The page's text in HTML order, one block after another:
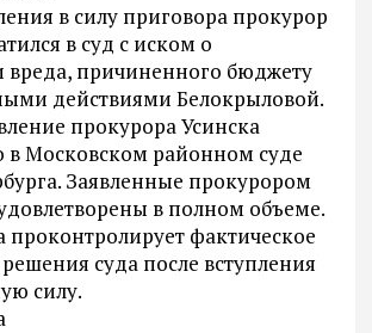
в силу приговора прокурор
в суд с иском о
причиненного бюджету
действиями Белокрыловой.
прокурора Усинска
в Московском районном суде
Заявленные прокурором
в полном объеме.
проконтролирует фактическое
суда после вступления
силу.